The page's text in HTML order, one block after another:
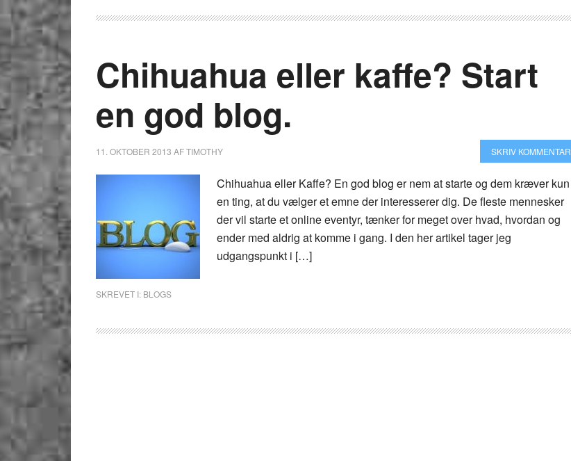
Chihuahua eller kaffe? Start
en god blog.
11. OKTOBER 2013 AFTIMOTHY SKRIV KOMMENTAR
Chihuahua eller Kaffe? En god blog er nem at starte og dem kræver kun
en ting, at du vælger et emne der interesserer dig. De fleste mennesker
der vil starte et online eventyr, tænker for meget over hvad, hvordan og
ender med aldrig at komme i gang. I den her artikel tager jeg
udgangspunkt i […]
SKREVET I: BLOGS